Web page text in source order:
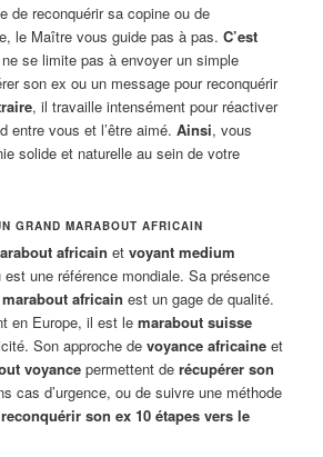
de reconquérir sa copine ou de
le Maître vous guide pas à pas.C’est
se limite pas à envoyer un simple
son ex ou un message pour reconquérir
, il travaille intensément pour réactiver
entre vous et l’être aimé.Ainsi, vous
solide et naturelle au sein de votre
GRAND MARABOUT AFRICAIN
africain etvoyant medium
est une référence mondiale. Sa présence
africain est un gage de qualité.
en Europe, il est lemarabout suisse
Son approche devoyance africaine et
voyance permettent derécupérer son
cas d’urgence, ou de suivre une méthode
reconquérir son ex 10 étapes vers le